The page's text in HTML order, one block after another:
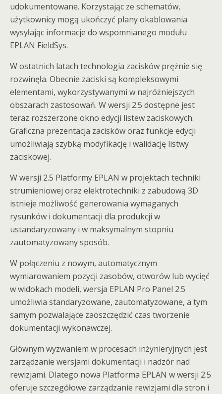
udokumentowane. Korzystając ze schematów,
użytkownicy mogą ukończyć plany okablowania
wysyłając informacje do wspomnianego modułu
EPLAN FieldSys.
W ostatnich latach technologia zacisków prężnie się
rozwinęła. Obecnie zaciski są kompleksowymi
elementami, wykorzystywanymi w najróżniejszych
obszarach zastosowań. W wersji 2.5 dostępne jest
teraz rozszerzone okno edycji listew zaciskowych.
Graficzna prezentacja zacisków oraz funkcje edycji
umożliwiają szybką modyfikację i walidację listwy
zaciskowej.
W wersji 2.5 Platformy EPLAN w projektach techniki
strumieniowej oraz elektrotechniki z zabudową 3D
istnieje możliwość generowania wymaganych
rysunków i dokumentacji dla produkcji w
ustandaryzowany i w maksymalnym stopniu
zautomatyzowany sposób.
W połączeniu z nowym, automatycznym
wymiarowaniem pozycji zasobów, otworów lub wycięć
w widokach modeli, wersja EPLAN Pro Panel 2.5
umożliwia standaryzowane, zautomatyzowane, a tym
samym pozwalające zaoszczędzić czas tworzenie
dokumentacji wykonawczej.
Głównym wyzwaniem w procesach inżynieryjnych jest
zarządzanie wersjami dokumentacji i nadzór nad
rewizjami. Dlatego nowa Platforma EPLAN w wersji 2.5
oferuje szczegółowe zarządzanie rewizjami dla stron i